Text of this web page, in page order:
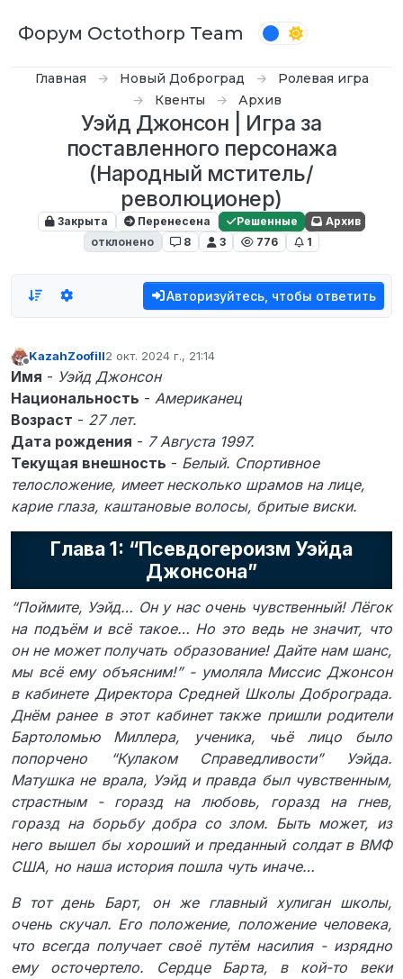
Форум Octothorp Team
Главная Новый Доброград
Ролевая игра
Квенты
Архив
Уэйд Джонсон | Игра за
поставленного персонажа
(Народный мститель/
революционер)
Закрыта Перенесена Решенные
Архив
отклонено
8 3 776 1
Авторизуйтесь, чтобы ответить
Не в сети
KazahZoofill2 окт. 2024 г., 21:14
отредактировано
Имя - Уэйд Джонсон
Национальность - Американец
Возраст - 27 лет.
Дата рождения - 7 Августа 1997.
Текущая внешность - Белый. Спортивное
телосложение, имеет несколько шрамов на лице,
карие глаза, каштановые волосы, бритые виски.
Глава 1: “Псевдогероизм Уэйда
Джонсона”
“Поймите, Уэйд… Он у нас очень чувственный! Лёгок
на подъём и всё такое… Но это ведь не значит, что
он не может получать образование! Дайте нам шанс,
мы всё ему объясним!” - умоляла Миссис Джонсон
в кабинете Директора Средней Школы Доброграда.
Днём ранее в этот кабинет также пришли родители
Бартоломью Миллера, ученика, чьё лицо было
попорчено “Кулаком Справедливости” Уэйда.
Матушка не врала, Уэйд и правда был чувственным,
страстным - горазд на любовь, горазд на гнев,
горазд на борьбу добра со злом. Быть может, из
него вышел бы хороший и преданный солдат в ВМФ
США, но наша история пошла чуть иначе…
В тот день Барт, он же главный хулиган школы,
очень скучал. Его положение, положение человека,
что всегда получает своё путём насилия - изрядно
ему осточертело. Сердце Барта, в кой-то веки